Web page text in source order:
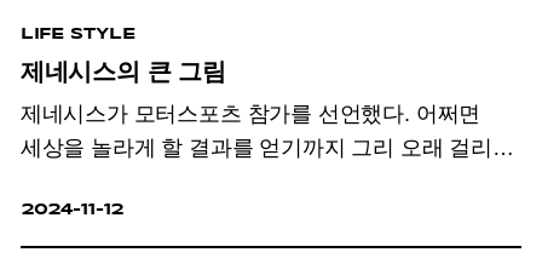
LIFE STYLE
제네시스의 큰 그림
제네시스가 모터스포츠 참가를 선언했다. 어쩌면
세상을 놀라게 할 결과를 얻기까지 그리 오래 걸리지
2024-11-12